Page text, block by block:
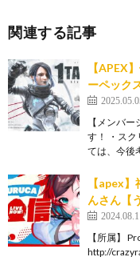
関連する記事
【APEX
ーペック
【メンバ
す！ ・ス
ては、今後
【apex
んさん【
【所属】
http://